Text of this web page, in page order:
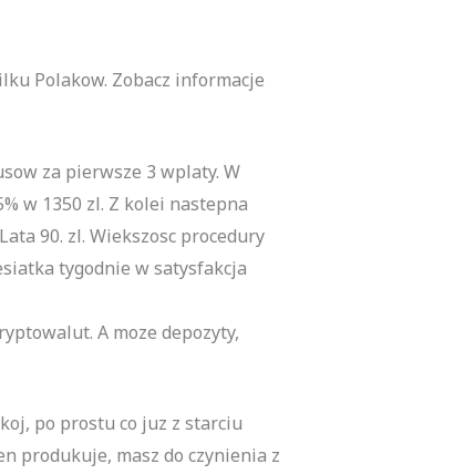
Polakow. Zobacz informacje
za pierwsze 3 wplaty. W
w 1350 zl. Z kolei nastepna
90. zl. Wiekszosc procedury
tygodnie w satysfakcja
A moze depozyty,
po prostu co juz z starciu
produkuje, masz do czynienia z